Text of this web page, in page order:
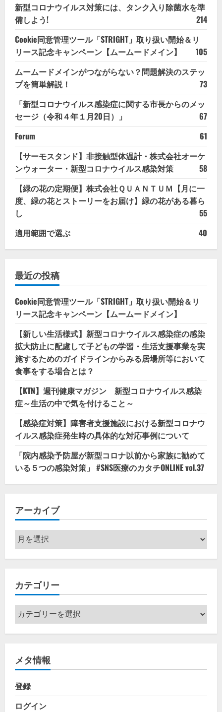
新型コロナウイルス対策には、タンク入り除菌水を準
備しよう!
214
Cookie同意管理ツール「STRIGHT」取り扱い開始＆リ
リース記念キャンペーン【ムームードメイン】
105
ムームードメインがつながらない？問題解決のステッ
プを簡単解説！
73
「新型コロナウイルス感染症に関する市長からのメッ
セージ（令和４年１月20日）」
67
Forum
61
【サーモスタンド】非接触型体温計・株式会社オーケ
ンウォーター・新型コロナウイルス感染対策
58
【緑の花の定期便】株式会社ＱＵＡＮＴＵＭ【月に一
度、緑の花とストーリーをお届け】緑の花がある暮ら
し
55
適用範囲で選ぶ
40
最近の投稿
Cookie同意管理ツール「STRIGHT」取り扱い開始＆リ
リース記念キャンペーン【ムームードメイン】
【新しい生活様式】新型コロナウイルス感染症の感染
拡大防止に配慮して子どもの学習・生活支援事業を実
施するためのガイドラインからみる居場所等において
食事をする場合とは？
【KTN】週刊健康マガジン 新型コロナウイルス感染
症～生活の中で気を付けること～
【感染症対策】障害者支援施設における新型コロナウ
イルス感染症発生時の具体的な対応事例について
「院内感染予防屋が新型コロナ以前から家族に勧めて
いる５つの感染対策」 #SNS医療のカタチONLINE vol.37
アーカイブ
ア
ー
カ
ブ
カテゴリー
カ
テ
ゴ
ー
メタ情報
登録
ログイン